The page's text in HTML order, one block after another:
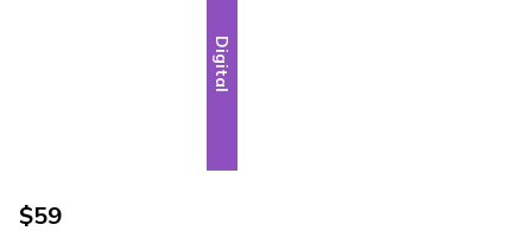
Digital
$59